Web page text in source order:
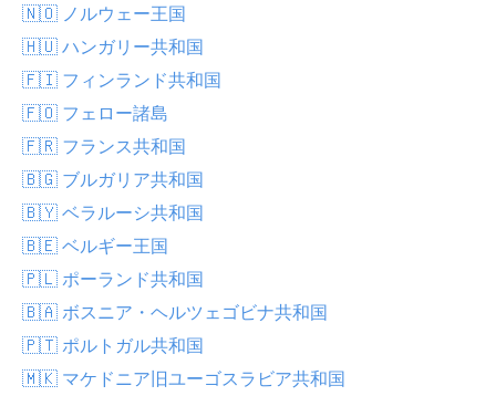
🇳🇴 ノルウェー王国
🇭🇺 ハンガリー共和国
🇫🇮 フィンランド共和国
🇫🇴 フェロー諸島
🇫🇷 フランス共和国
🇧🇬 ブルガリア共和国
🇧🇾 ベラルーシ共和国
🇧🇪 ベルギー王国
🇵🇱 ポーランド共和国
🇧🇦 ボスニア・ヘルツェゴビナ共和国
🇵🇹 ポルトガル共和国
🇲🇰 マケドニア旧ユーゴスラビア共和国